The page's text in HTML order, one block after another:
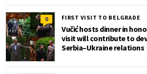
0 FIRST VISIT TO BELGRADE
Vučić hosts dinner in
visit will contribute to
Serbia–Ukraine relations